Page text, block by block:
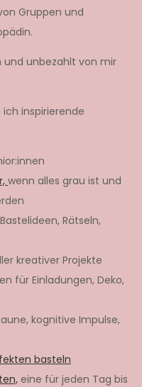
Gruppen und
und unbezahlt von mir
inspirierende
wenn alles grau ist und
Rätseln,
kreativer Projekte
für Einladungen, Deko,
kognitive Impulse,
basteln
eine für jeden Tag bis